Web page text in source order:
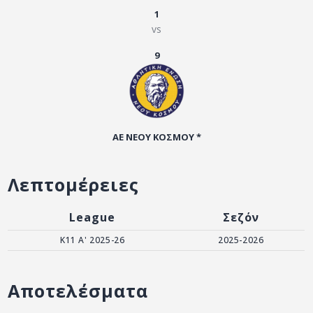
1
vs
9
ΑΕ ΝΕΟΥ ΚΟΣΜΟΥ *
Λεπτομέρειες
League Σεζόν
Κ11 Α' 2025-26 2025-2026
Αποτελέσματα